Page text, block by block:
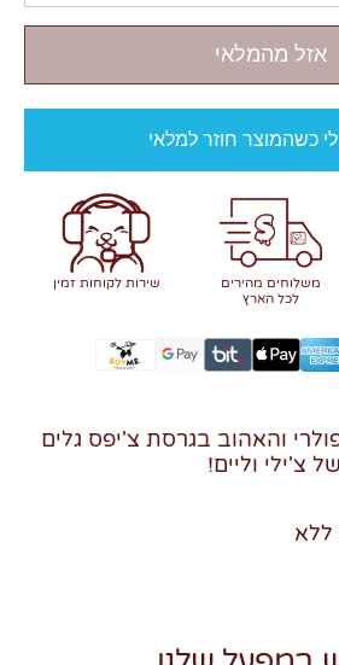
אזל מהמלאי
לי כשהמוצר חוזר למלאי
משלוחים מהירים
לכל הארץ
שירות לקוחות זמין
והאהוב בגרסת צ'יפס גלים
צ'ילי וליים!
ללא